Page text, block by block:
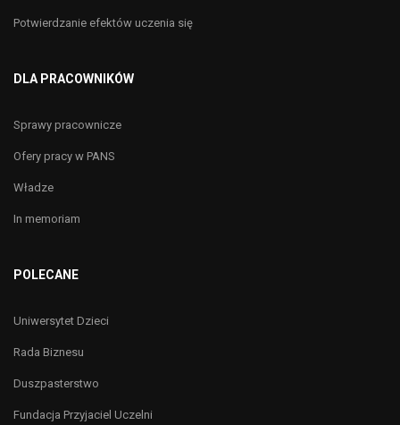
Potwierdzanie efektów uczenia się
DLA PRACOWNIKÓW
Sprawy pracownicze
Ofery pracy w PANS
Władze
In memoriam
POLECANE
Uniwersytet Dzieci
Rada Biznesu
Duszpasterstwo
Fundacja Przyjaciel Uczelni